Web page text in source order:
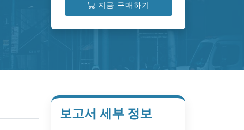
지금 구매하기
보고서 세부 정보